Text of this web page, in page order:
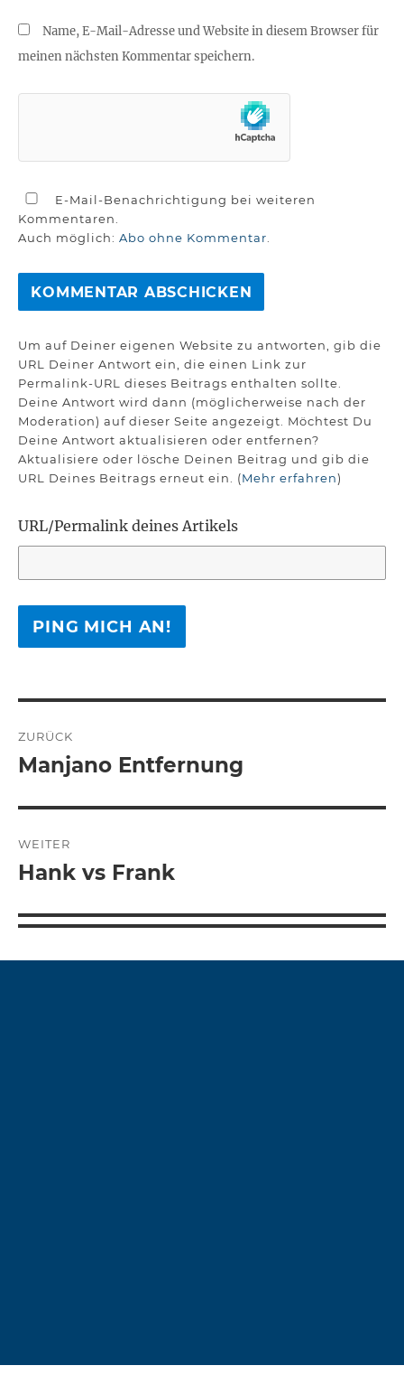
Name, E-Mail-Adresse und Website in diesem Browser für
meinen nächsten Kommentar speichern.
E-Mail-Benachrichtigung bei weiteren
Kommentaren.
Auch möglich:Abo ohne Kommentar
Um auf Deiner eigenen Website zu antworten, gib die
URL Deiner Antwort ein, die einen Link zur
Permalink-URL dieses Beitrags enthalten sollte.
Deine Antwort wird dann (möglicherweise nach der
Moderation) auf dieser Seite angezeigt. Möchtest Du
Deine Antwort aktualisieren oder entfernen?
Aktualisiere oder lösche Deinen Beitrag und gib die
URL Deines Beitrags erneut ein. (Mehr erfahren)
URL/Permalink deines Artikels
ZURÜCK
Vorheriger
Manjano Entfernung
WEITER
Nächster
Hank vs Frank